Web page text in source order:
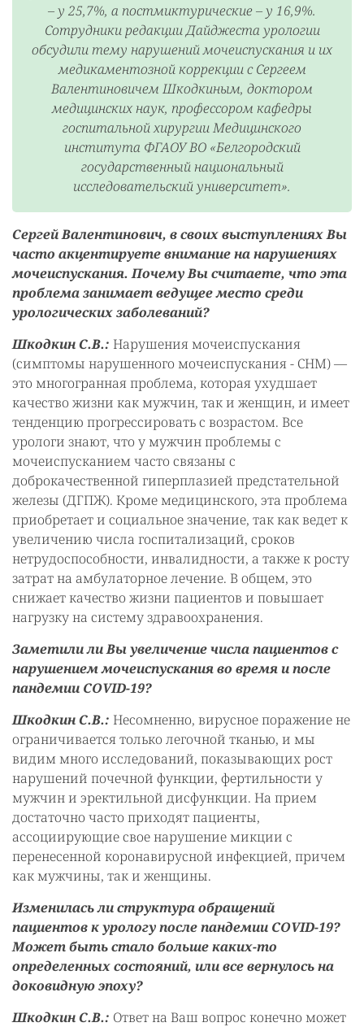
– у 25,7%, а постмиктурические – у 16,9%.
Сотрудники редакции Дайджеста урологии
обсудили тему нарушений мочеиспускания и их
медикаментозной коррекции с Сергеем
Валентиновичем Шкодкиным, доктором
медицинских наук, профессором кафедры
госпитальной хирургии Медицинского
института ФГАОУ ВО «Белгородский
государственный национальный
исследовательский университет».
Сергей Валентинович, в своих выступлениях Вы
часто акцентируете внимание на нарушениях
мочеиспускания. Почему Вы считаете, что эта
проблема занимает ведущее место среди
урологических заболеваний?
Шкодкин С.В.: Нарушения мочеиспускания
(симптомы нарушенного мочеиспускания - СНМ) —
это многогранная проблема, которая ухудшает
качество жизни как мужчин, так и женщин, и имеет
тенденцию прогрессировать с возрастом. Все
урологи знают, что у мужчин проблемы с
мочеиспусканием часто связаны с
доброкачественной гиперплазией предстательной
железы (ДГПЖ). Кроме медицинского, эта проблема
приобретает и социальное значение, так как ведет к
увеличению числа госпитализаций, сроков
нетрудоспособности, инвалидности, а также к росту
затрат на амбулаторное лечение. В общем, это
снижает качество жизни пациентов и повышает
нагрузку на систему здравоохранения.
Заметили ли Вы увеличение числа пациентов с
нарушением мочеиспускания во время и после
пандемии COVID-19?
Шкодкин С.В.: Несомненно, вирусное поражение не
ограничивается только легочной тканью, и мы
видим много исследований, показывающих рост
нарушений почечной функции, фертильности у
мужчин и эректильной дисфункции. На прием
достаточно часто приходят пациенты,
ассоциирующие свое нарушение микции с
перенесенной коронавирусной инфекцией, причем
как мужчины, так и женщины.
Изменилась ли структура обращений
пациентов к урологу после пандемии COVID-19?
Может быть стало больше каких-то
определенных состояний, или все вернулось на
доковидную эпоху?
Шкодкин С.В.: Ответ на Ваш вопрос конечно может